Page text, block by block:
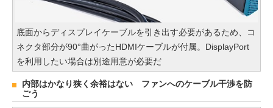
底面からディスプレイケーブルを引き出す必要があるため、コ
ネクタ部分が90°曲がったHDMIケーブルが付属。DisplayPort
を利用したい場合は別途用意が必要だ
内部はかなり狭く余裕はない ファンへのケーブル干渉を防
ごう